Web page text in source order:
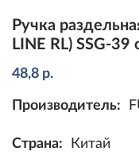
Ручка
LINE RL) SSG-39
48,8 р.
Производитель:
Страна: Китай